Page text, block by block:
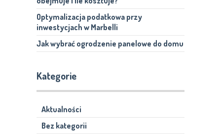
Optymalizacja podatkowa przy
inwestycjach w Marbelli
Jak wybrać ogrodzenie panelowe do domu
Kategorie
Aktualności
Bez kategorii